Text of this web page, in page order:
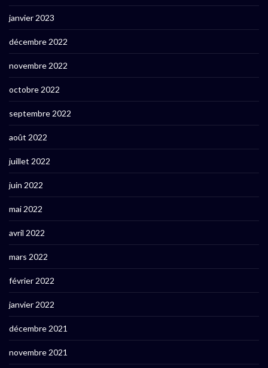
janvier 2023
décembre 2022
novembre 2022
octobre 2022
septembre 2022
août 2022
juillet 2022
juin 2022
mai 2022
avril 2022
mars 2022
février 2022
janvier 2022
décembre 2021
novembre 2021